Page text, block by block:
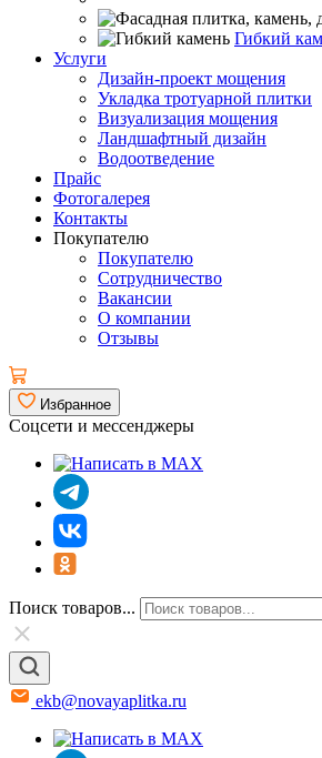
Гибкий
Услуги
Дизайн-проект мощения
Укладка тротуарной плитки
Визуализация мощения
Ландшафтный дизайн
Водоотведение
Прайс
Фотогалерея
Контакты
Покупателю
Покупателю
Сотрудничество
Вакансии
О компании
Отзывы
Избранное
Соцсети и мессенджеры
Поиск товаров...
ekb@novayaplitka.ru